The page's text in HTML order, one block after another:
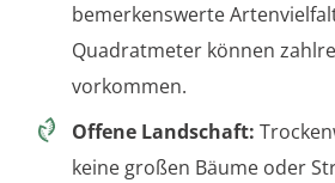
bemerkenswerte
Quadratmeter können
vorkommen.
Offene Landschaft:
keine großen Bäume oder